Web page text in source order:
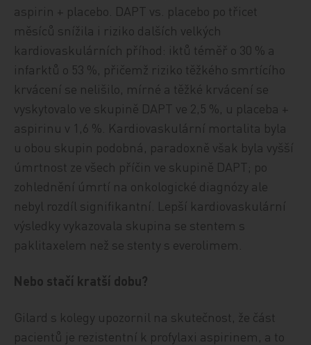
aspirin + placebo. DAPT vs. placebo po třicet
měsíců snížila i riziko dalších velkých
kardiovaskulárních příhod: iktů téměř o 30 % a
infarktů o 53 %, přičemž riziko těžkého smrtícího
krvácení se nelišilo, mírné a těžké krvácení se
vyskytovalo ve skupině DAPT ve 2,5 %, u placeba +
aspirinu v 1,6 %. Kardiovaskulární mortalita byla
u obou skupin podobná, paradoxně však byla vyšší
úmrtnost ze všech příčin ve skupině DAPT; po
zohlednění úmrtí na onkologické diagnózy ale
nebyl rozdíl signifikantní. Lepší kardiovaskulární
výsledky vykazovala skupina se stentem s
paklitaxelem než se stenty s everolimem.
Nebo stačí kratší dobu?
Gilard s kolegy upozornil na skutečnost, že část
pacientů je rezistentní k profylaxi aspirinem, a to